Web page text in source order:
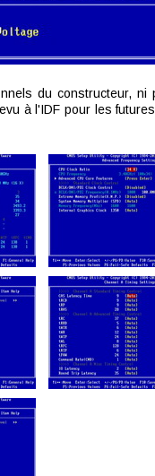
du constructeur, ni
à l'IDF pour les